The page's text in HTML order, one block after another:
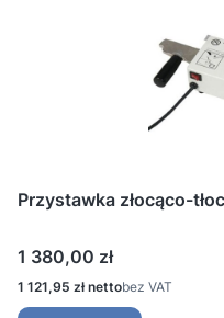
Przystawka złocąco-
Cena
1 380,00 zł
Cena
1 121,95 zł bez VAT